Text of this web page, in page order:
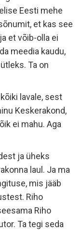
Eesti mehe
et kas see
et võib-olla ei
meedia kaudu,
Ta on
lavale, sest
Keskerakond,
ei mahu. Aga
ja üheks
laul. Ja ma
mis jääb
Riho
Riho
Ta tegi seda